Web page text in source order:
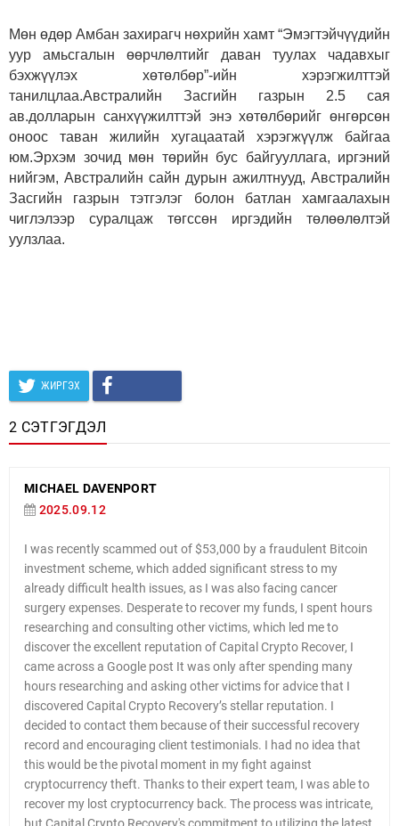
Мөн өдөр Амбан захирагч нөхрийн хамт “Эмэгтэйчүүдийн
уур амьсгалын өөрчлөлтийг даван туулах чадавхыг
бэхжүүлэх хөтөлбөр”-ийн хэрэгжилттэй
танилцлаа.Австралийн Засгийн газрын 2.5 сая
ав.долларын санхүүжилттэй энэ хөтөлбөрийг өнгөрсөн
оноос таван жилийн хугацаатай хэрэгжүүлж байгаа
юм.Эрхэм зочид мөн төрийн бус байгууллага, иргэний
нийгэм, Австралийн сайн дурын ажилтнууд, Австралийн
Засгийн газрын тэтгэлэг болон батлан хамгаалахын
чиглэлээр суралцаж төгссөн иргэдийн төлөөлөлтэй
уулзлаа.
ЖИРГЭХ
2 СЭТГЭГДЭЛ
MICHAEL DAVENPORT
2025.09.12
I was recently scammed out of $53,000 by a fraudulent Bitcoin
investment scheme, which added significant stress to my
already difficult health issues, as I was also facing cancer
surgery expenses. Desperate to recover my funds, I spent hours
researching and consulting other victims, which led me to
discover the excellent reputation of Capital Crypto Recover, I
came across a Google post It was only after spending many
hours researching and asking other victims for advice that I
discovered Capital Crypto Recovery’s stellar reputation. I
decided to contact them because of their successful recovery
record and encouraging client testimonials. I had no idea that
this would be the pivotal moment in my fight against
cryptocurrency theft. Thanks to their expert team, I was able to
recover my lost cryptocurrency back. The process was intricate,